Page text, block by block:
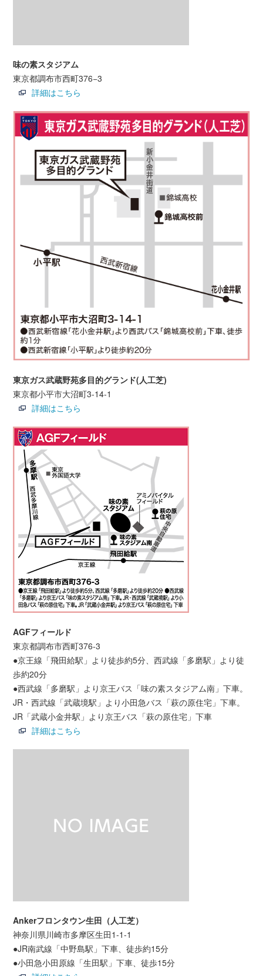
味の素スタジアム
東京都調布市西町376−3
詳細はこちら
東京ガス武蔵野苑多目的グランド(人工芝)
東京都小平市大沼町3-14-1
詳細はこちら
AGFフィールド
東京都調布市西町376-3
●京王線「飛田給駅」より徒歩約5分、西武線「多磨駅」より徒
歩約20分
●西武線「多磨駅」より京王バス「味の素スタジアム南」下車。
JR・西武線「武蔵境駅」より小田急バス「萩の原住宅」下車。
JR「武蔵小金井駅」より京王バス「萩の原住宅」下車
詳細はこちら
Ankerフロンタウン生田（人工芝）
神奈川県川崎市多摩区生田1-1-1
●JR南武線「中野島駅」下車、徒歩約15分
●小田急小田原線「生田駅」下車、徒歩15分